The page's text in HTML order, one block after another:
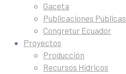
Gaceta
Publicaciones Públicas
Congretur Ecuador
Proyectos
Producción
Recursos Hídricos